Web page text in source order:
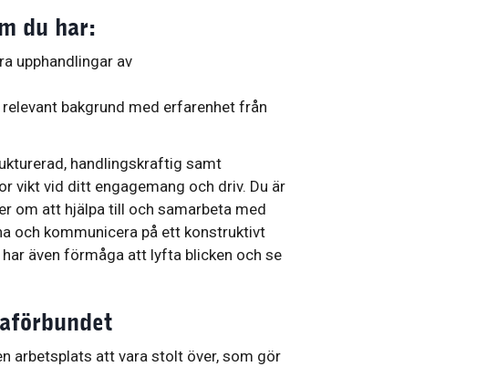
du har:
upphandlingar av
bakgrund med erfarenhet från
handlingskraftig samt
vikt vid ditt engagemang och driv. Du är
om att hjälpa till och samarbeta med
och kommunicera på ett konstruktivt
även förmåga att lyfta blicken och se
arbetsplats att vara stolt över, som gör